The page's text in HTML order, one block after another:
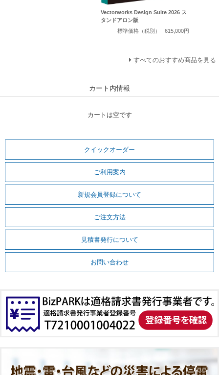
Vectorworks Design Suite 2026 ス
タンドアロン版
標準価格（税別）
615,000円
すべてのおすすめ商品を見る
カート内情報
カートは空です
クイックオーダー
ご利用案内
新規会員登録について
ご注文方法
見積書発行について
お問い合わせ